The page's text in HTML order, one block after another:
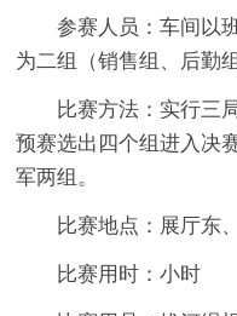
参赛人员：车间以
为二组（销售组、后勤
比赛方法：实行三
预赛选出四个组进入决
军两组。
比赛地点：展厅东
比赛用时：小时